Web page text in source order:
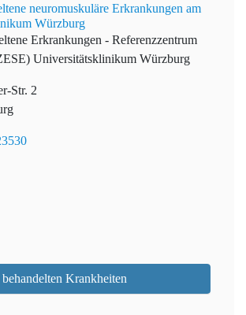
neuromuskuläre Erkrankungen am
Würzburg
Erkrankungen - Referenzzentrum
Universitätsklinikum Würzburg
Str. 2
Krankheiten